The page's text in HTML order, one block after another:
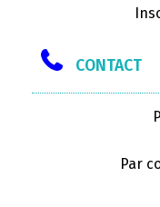
CONTACT
Par